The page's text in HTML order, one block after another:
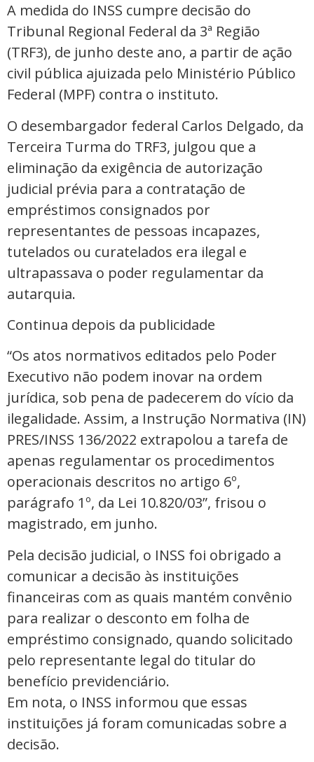
A medida do INSS cumpre decisão do
Tribunal Regional Federal da 3ª Região
(TRF3), de junho deste ano, a partir de ação
civil pública ajuizada pelo Ministério Público
Federal (MPF) contra o instituto.
O desembargador federal Carlos Delgado, da
Terceira Turma do TRF3, julgou que a
eliminação da exigência de autorização
judicial prévia para a contratação de
empréstimos consignados por
representantes de pessoas incapazes,
tutelados ou curatelados era ilegal e
ultrapassava o poder regulamentar da
autarquia.
Continua depois da publicidade
“Os atos normativos editados pelo Poder
Executivo não podem inovar na ordem
jurídica, sob pena de padecerem do vício da
ilegalidade. Assim, a Instrução Normativa (IN)
PRES/INSS 136/2022 extrapolou a tarefa de
apenas regulamentar os procedimentos
operacionais descritos no artigo 6º,
parágrafo 1º, da Lei 10.820/03”, frisou o
magistrado, em junho.
Pela decisão judicial, o INSS foi obrigado a
comunicar a decisão às instituições
financeiras com as quais mantém convênio
para realizar o desconto em folha de
empréstimo consignado, quando solicitado
pelo representante legal do titular do
benefício previdenciário.
Em nota, o INSS informou que essas
instituições já foram comunicadas sobre a
decisão.